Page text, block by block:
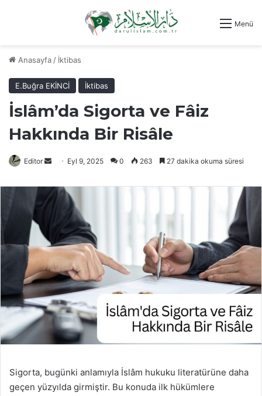
Menü
Anasayfa/ İktibas
E.Buğra EKİNCİ İktibas
İslâm’da Sigorta ve Fâiz
Hakkında Bir Risâle
Editor
Bir
posta
göndermek
Eyl 9, 2025 0 263 27 dakika okuma süresi
Sigorta, bugünki anlamıyla İslâm hukuku literatürüne daha
geçen yüzyılda girmiştir. Bu konuda ilk hükümlere